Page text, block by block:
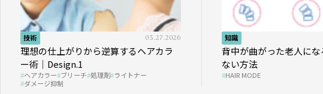
技術 03.27.2026
理想の仕上がりから逆算するヘアカラ
ー術｜Design.1
ヘアカラー ブリーチ 処理剤 ライトナー
ダメージ抑制
知識
背中が曲がった老人に
ない方法
HAIR MODE